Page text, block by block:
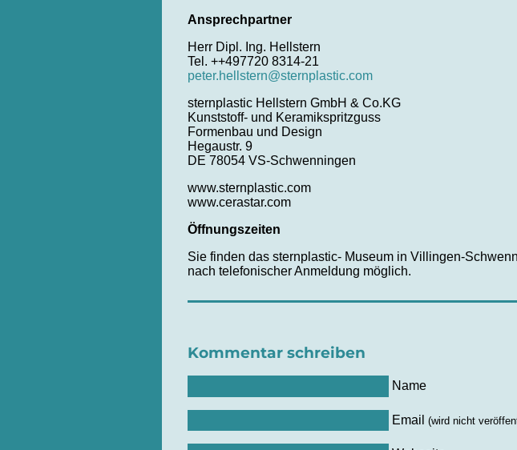
Ansprechpartner
Herr Dipl. Ing. Hellstern
Tel. ++497720 8314-21
peter.hellstern@sternplastic.com
sternplastic Hellstern GmbH & Co.KG
Kunststoff- und Keramikspritzguss
Formenbau und Design
Hegaustr. 9
DE 78054 VS-Schwenningen
www.sternplastic.com
www.cerastar.com
Öffnungszeiten
Sie finden das sternplastic- Museum in Villingen-
nach telefonischer Anmeldung möglich.
Kommentar schreiben
Name
Email (wird nicht